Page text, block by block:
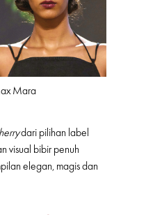
Mara
dari pilihan label
visual bibir penuh
elegan, magis dan